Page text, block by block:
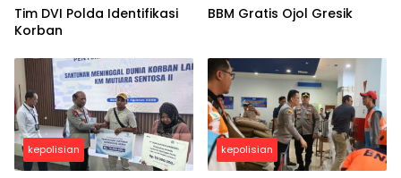
Tim DVI Polda Identifikasi
Korban
BBM Gratis Ojol Gresik
kepolisian kepolisian